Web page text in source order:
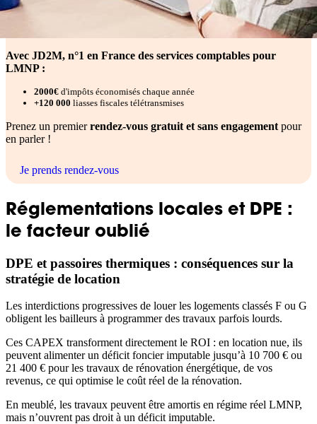
Avec JD2M, n°1 en France des services comptables pour
LMNP :
2000€ d'impôts économisés chaque année
+120 000 liasses fiscales télétransmises
Prenez un premierrendez-vous gratuit et sans engagement pour
en parler !
Je prends rendez-vous
Réglementations locales et DPE :
le facteur oublié
DPE et passoires thermiques : conséquences sur la
stratégie de location
Les interdictions progressives de louer les logements classés F ou G
obligent les bailleurs à programmer des travaux parfois lourds.
Ces CAPEX transforment directement le ROI : en location nue, ils
peuvent alimenter un déficit foncier imputable jusqu’à 10 700 € ou
21 400 € pour les travaux de rénovation énergétique, de vos
revenus, ce qui optimise le coût réel de la rénovation.
En meublé, les travaux peuvent être amortis en régime réel LMNP,
mais n’ouvrent pas droit à un déficit imputable.